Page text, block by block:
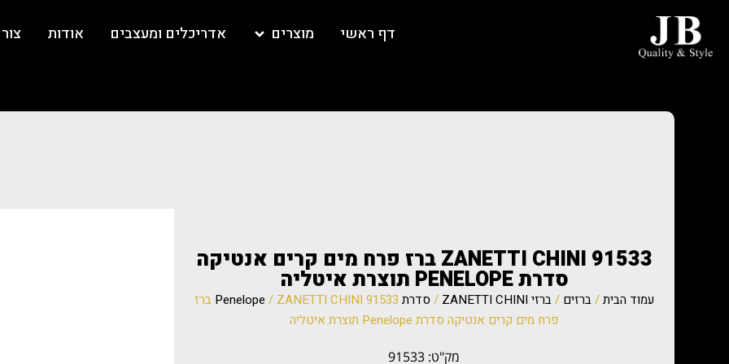
דף ראשי מוצרים אדריכלים ומעצבים אודות
ZANETTI CHINI 91533 ברז פרח מים קרים אנטיקה
סדרת PENELOPE תוצרת איטליה
עמוד הבית/ברזים /ברזי ZANETTI CHINI / סדרת Penelope
/ ZANETTI CHINI 91533 ברז
פרח מים קרים אנטיקה סדרת Penelope תוצרת איטליה
מק"ט: 91533